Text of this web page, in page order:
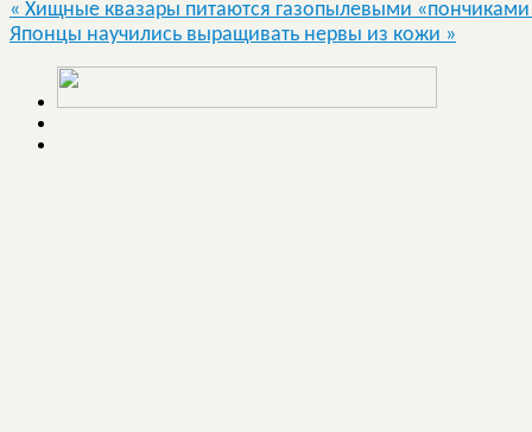
« Хищные квазары питаются газопылевыми
Японцы научились выращивать нервы из кожи »